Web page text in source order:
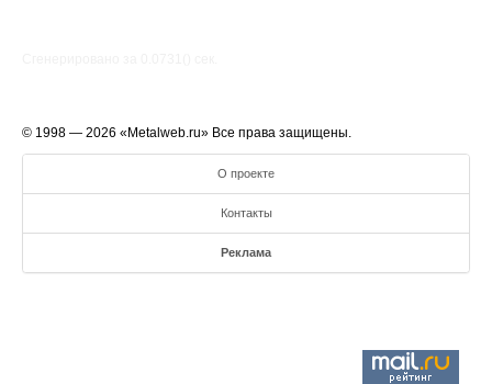
© 1998 — 2026 «Metalweb.ru» Все права защищены.
О проекте
Контакты
Реклама